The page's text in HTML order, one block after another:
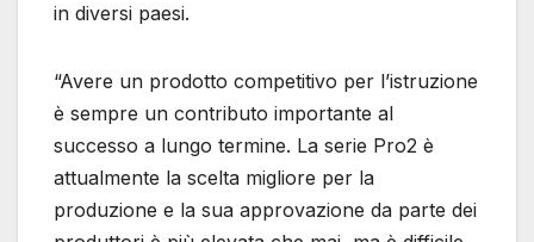
in diversi paesi.
“Avere un prodotto competitivo per l’istruzione
è sempre un contributo importante al
successo a lungo termine. La serie Pro2 è
attualmente la scelta migliore per la
produzione e la sua approvazione da parte dei